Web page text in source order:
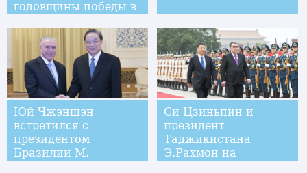
годовщины победы в
сопротивления
китайского народа
японским
захватчикам
Юй Чжэншэн
встретился с
президентом
Бразилии М.
Си Цзиньпин и
президент
Таджикистана
Э.Рахмон на